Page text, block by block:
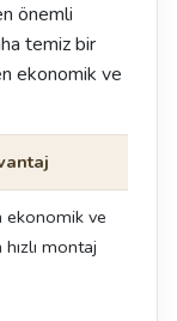
önemli
temiz bir
ekonomik ve
ekonomik ve
hızlı montaj